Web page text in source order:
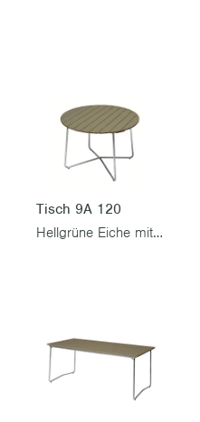
Tisch 9A 120
Hellgrüne Eiche mit feuerverzinktem Gestell